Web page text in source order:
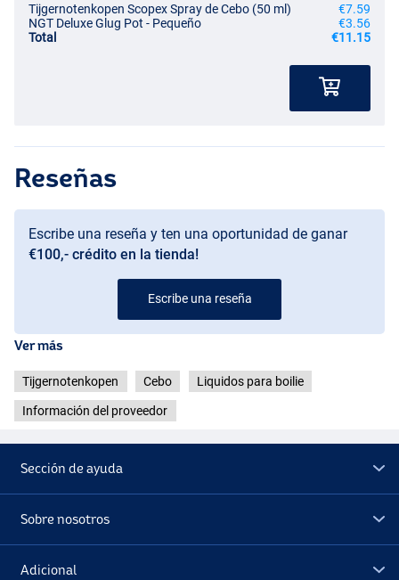
Tijgernotenkopen Scopex Spray de Cebo (50 ml)
€7.59
NGT Deluxe Glug Pot - Pequeño
€3.56
Total
€11.15
Reseñas
Escribe una reseña y ten una oportunidad de ganar
€100,- crédito en la tienda!
Escribe una reseña
Ver más
Tijgernotenkopen Cebo Liquidos para boilie
Información del proveedor
Sección de ayuda
Sobre nosotros
Adicional